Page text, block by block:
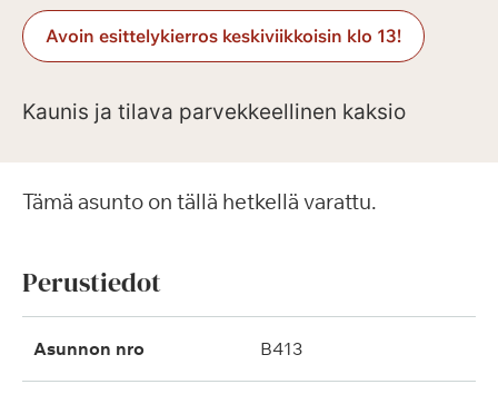
Avoin esittelykierros keskiviikkoisin klo 13!
Kaunis ja tilava parvekkeellinen kaksio
Tämä asunto on tällä hetkellä varattu.
Perustiedot
Asunnon nro B413